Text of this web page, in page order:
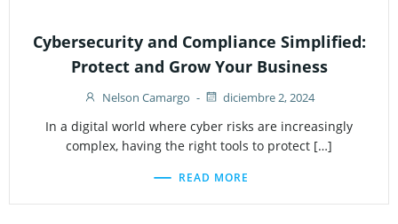
Cybersecurity and Compliance Simplified:
Protect and Grow Your Business
Nelson Camargo - diciembre 2, 2024
In a digital world where cyber risks are increasingly
complex, having the right tools to protect […]
READ MORE